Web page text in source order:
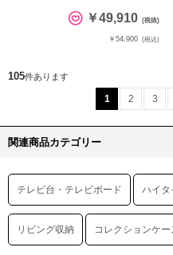
￥49,910 (税抜)
￥54,900 (税込)
105件あります
1 2 3
関連商品カテゴリー
テレビ台・テレビボード ハイタ
リビング収納 コレクションケ